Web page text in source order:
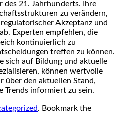
des 21. Jahrhunderts. Ihre
zu verändern,
Akzeptanz und
Experten empfehlen, die
kontinuierlich zu
treffen zu können.
sich auf Bildung und aktuelle
können wertvolle
über den aktuellen Stand,
Trends informiert zu sein.
. Bookmark the